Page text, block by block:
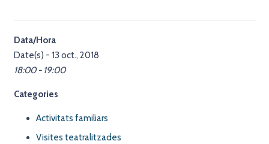
Data/Hora
Date(s) - 13 oct., 2018
18:00 - 19:00
Categories
Activitats familiars
Visites teatralitzades